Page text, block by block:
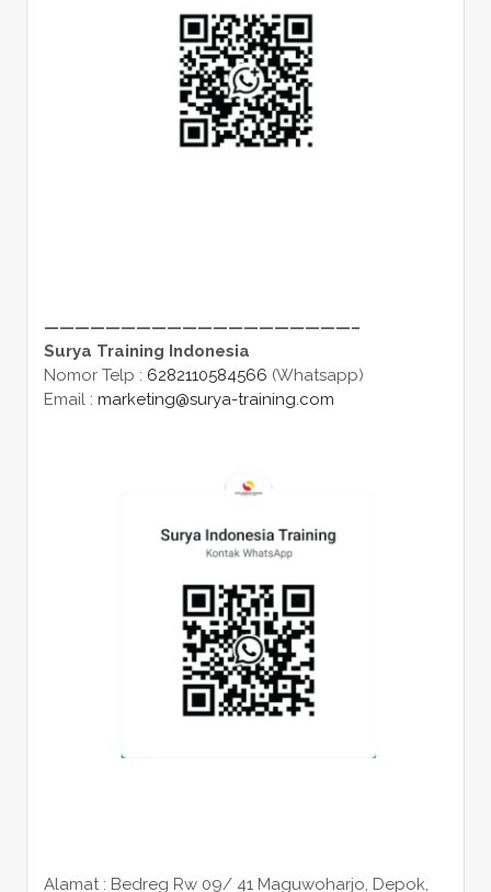
————————————————————–
Surya Training Indonesia
Nomor Telp : 6282110584566 (Whatsapp)
Email : marketing@surya-training.com
Alamat : Bedreg Rw 09/ 41 Maguwoharjo, Depok,